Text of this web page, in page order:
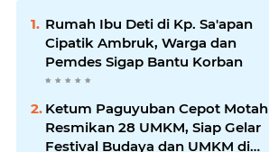
Rumah Ibu Deti di Kp. Sa'apan
Cipatik Ambruk, Warga dan
Pemdes Sigap Bantu Korban
Ketum Paguyuban Cepot Motah
Resmikan 28 UMKM, Siap Gelar
Festival Budaya dan UMKM di